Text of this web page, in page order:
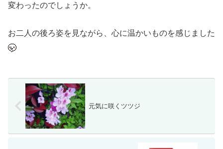
変わったのでしょうか。
お二人の後ろ姿を見ながら、心に温かいものを感じました
元気に咲くツツジ